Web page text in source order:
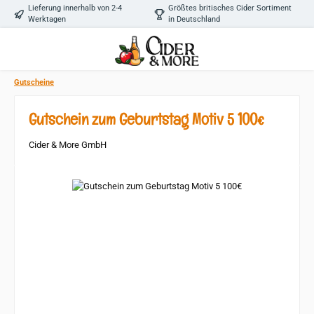
Zum Hauptinhalt springen
Lieferung innerhalb von 2-4
Werktagen
Größtes britisches Cider Sortiment
in Deutschland
Gutscheine
Gutschein zum Geburtstag Motiv 5 100€
Cider & More GmbH
Bildergalerie überspringen